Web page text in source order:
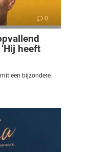
0
heeft
een bijzondere